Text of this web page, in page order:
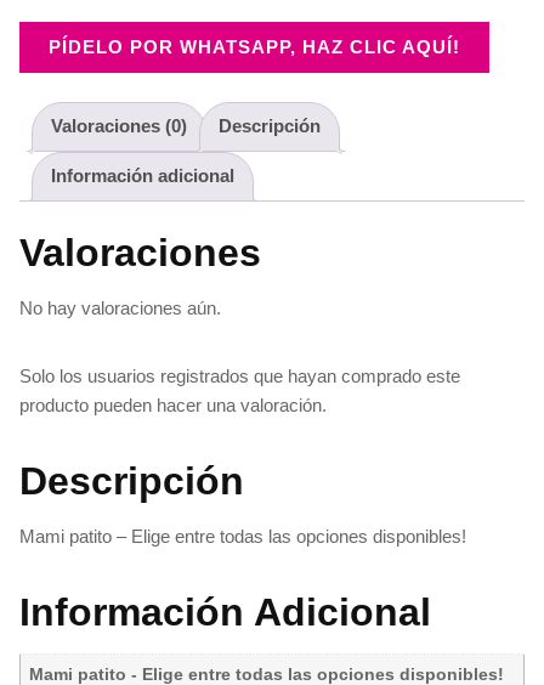
PÍDELO POR WHATSAPP, HAZ CLIC AQUÍ!
Valoraciones (0) Descripción
Información adicional
Valoraciones
No hay valoraciones aún.
Solo los usuarios registrados que hayan comprado este
producto pueden hacer una valoración.
Descripción
Mami patito – Elige entre todas las opciones disponibles!
Información Adicional
Mami patito - Elige entre todas las opciones disponibles!